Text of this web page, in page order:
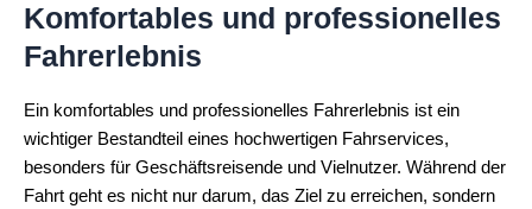
Komfortables und professionelles
Fahrerlebnis
Ein komfortables und professionelles Fahrerlebnis ist ein
wichtiger Bestandteil eines hochwertigen Fahrservices,
besonders für Geschäftsreisende und Vielnutzer. Während der
Fahrt geht es nicht nur darum, das Ziel zu erreichen, sondern